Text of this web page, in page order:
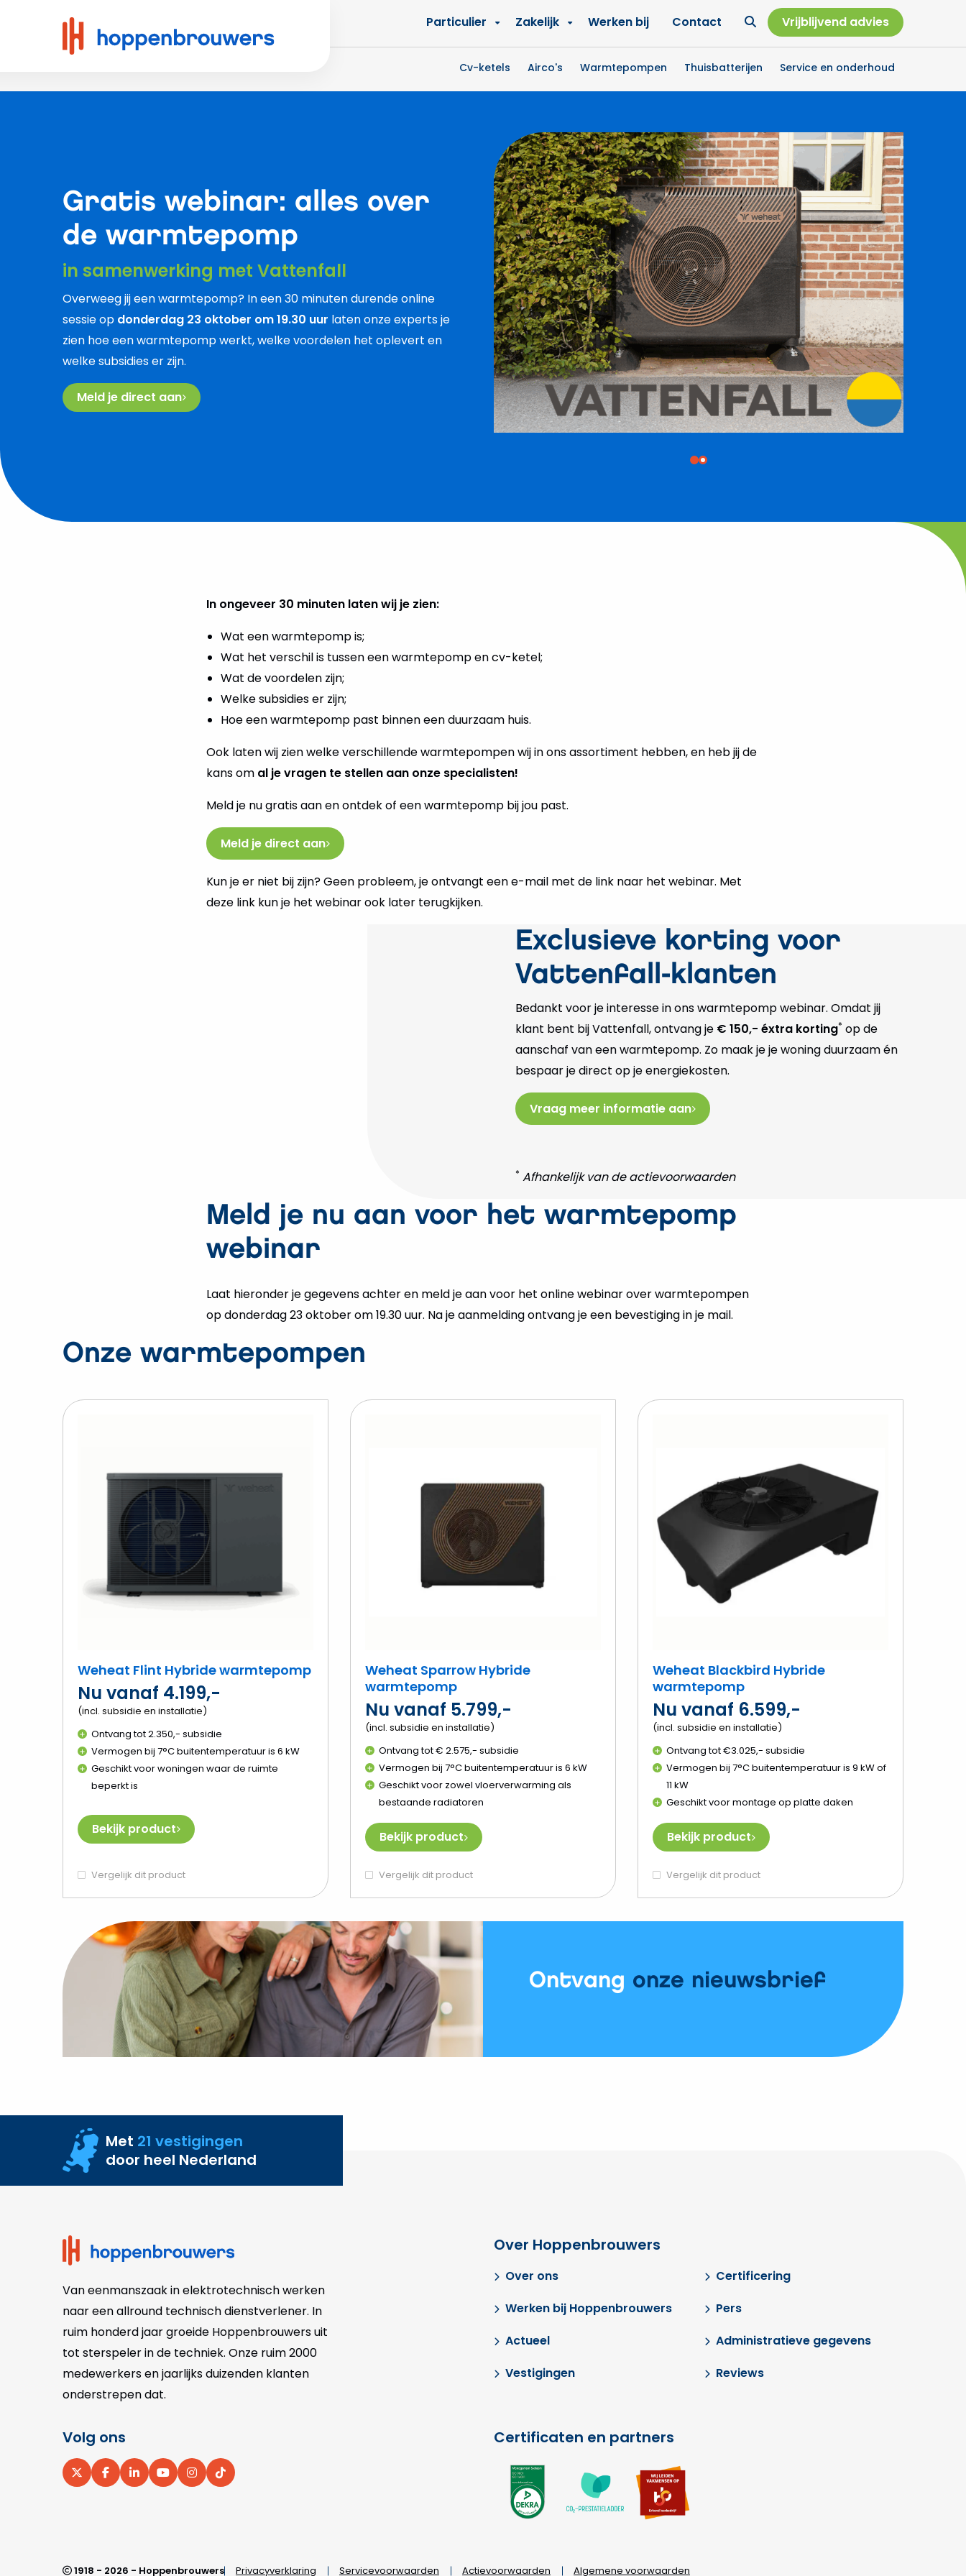
Hoppenbrouwers
Waar
leeft
Particulier Zakelijk Werken bij Contact
Ga
naar
Vrijblijvend advies
Cv-ketels Airco's Warmtepompen Thuisbatterijen Service en onderhoud
Gratis webinar: alles over
de warmtepomp
in samenwerking met Vattenfall
Overweeg jij een warmtepomp? In een 30 minuten durende online
sessie op donderdag 23 oktober om 19.30 uur laten onze experts je
zien hoe een warmtepomp werkt, welke voordelen het oplevert en
welke subsidies er zijn.
Meld je direct aan
In ongeveer 30 minuten laten wij je zien:
Wat een warmtepomp is;
Wat het verschil is tussen een warmtepomp en cv-ketel;
Wat de voordelen zijn;
Welke subsidies er zijn;
Hoe een warmtepomp past binnen een duurzaam huis.
Ook laten wij zien welke verschillende warmtepompen wij in ons assortiment hebben, en heb jij de
kans om al je vragen te stellen aan onze specialisten!
Meld je nu gratis aan en ontdek of een warmtepomp bij jou past.
Meld je direct aan
Kun je er niet bij zijn? Geen probleem, je ontvangt een e-mail met de link naar het webinar. Met
deze link kun je het webinar ook later terugkijken.
Exclusieve korting voor
Vattenfall-klanten
Bedankt voor je interesse in ons warmtepomp webinar. Omdat jij
klant bent bij Vattenfall, ontvang je € 150,- éxtra korting* op de
aanschaf van een warmtepomp. Zo maak je je woning duurzaam én
bespaar je direct op je energiekosten.
Vraag meer informatie aan
* Afhankelijk van de actievoorwaarden
Meld je nu aan voor het warmtepomp
webinar
Laat hieronder je gegevens achter en meld je aan voor het online webinar over warmtepompen
op donderdag 23 oktober om 19.30 uur. Na je aanmelding ontvang je een bevestiging in je mail.
Onze warmtepompen
Weheat Flint Hybride warmtepomp
Nu vanaf 4.199,-
(incl. subsidie en installatie)
Ontvang tot 2.350,- subsidie
Vermogen bij 7°C buitentemperatuur is 6 kW
Geschikt voor woningen waar de ruimte
beperkt is
Bekijk product
Vergelijk dit product
Weheat Sparrow Hybride
warmtepomp
Nu vanaf 5.799,-
(incl. subsidie en installatie)
Ontvang tot € 2.575,- subsidie
Vermogen bij 7°C buitentemperatuur is 6 kW
Geschikt voor zowel vloerverwarming als
bestaande radiatoren
Bekijk product
Vergelijk dit product
Weheat Blackbird Hybride
warmtepomp
Nu vanaf 6.599,-
(incl. subsidie en installatie)
Ontvang tot €3.025,- subsidie
Vermogen bij 7°C buitentemperatuur is 9 kW of
11 kW
Geschikt voor montage op platte daken
Bekijk product
Vergelijk dit product
Ontvang onze nieuwsbrief
Met 21 vestigingen
door heel Nederland
Van eenmanszaak in elektrotechnisch werken
naar een allround technisch dienstverlener. In
ruim honderd jaar groeide Hoppenbrouwers uit
tot sterspeler in de techniek. Onze ruim 2000
medewerkers en jaarlijks duizenden klanten
onderstrepen dat.
Over Hoppenbrouwers
Over ons
Werken bij Hoppenbrouwers
Actueel
Vestigingen
Certificering
Pers
Administratieve gegevens
Reviews
Volg ons
Ga
Ga
Ga
Ga
Ga
Ga
Certificaten en partners
naar
externe
link
Ga
naar
externe
1918 - 2026 - Hoppenbrouwers Privacyverklaring Servicevoorwaarden Actievoorwaarden Algemene voorwaarden